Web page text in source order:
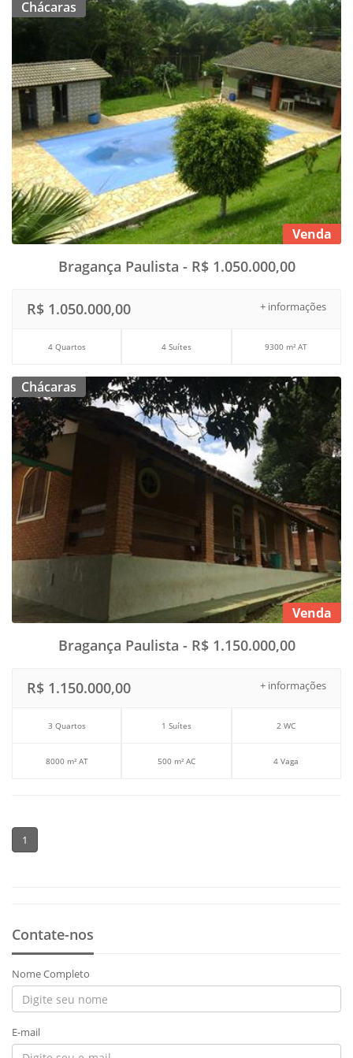
Chácaras
Venda
Bragança Paulista - R$ 1.050.000,00
+ informações
R$ 1.050.000,00
4 Quartos 4 Suítes 9300 m² AT
Chácaras
Venda
Bragança Paulista - R$ 1.150.000,00
+ informações
R$ 1.150.000,00
3 Quartos 1 Suítes 2 WC
8000 m² AT 500 m² AC 4 Vaga
1
Contate-nos
Nome Completo
E-mail